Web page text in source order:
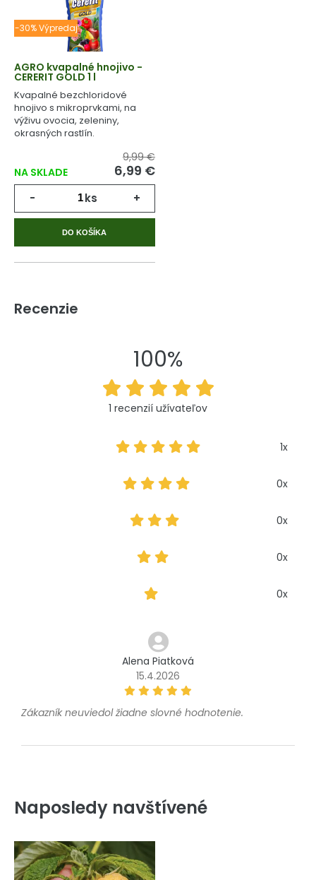
-30% Výpredaj
AGRO kvapalné hnojivo -
CERERIT GOLD 1 l
Kvapalné bezchloridové
hnojivo s mikroprvkami, na
výživu ovocia, zeleniny,
okrasných rastlín.
NA SKLADE
9,99 €
6,99 €
- ks +
DO KOŠÍKA
Recenzie
100%
1 recenzií užívateľov
1x
0x
0x
0x
0x
Alena Piatková
15.4.2026
Zákazník neuviedol žiadne slovné hodnotenie.
Naposledy navštívené